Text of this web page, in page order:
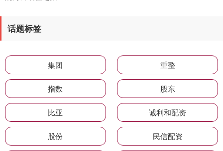
话题标签
集团 重整
指数 股东
比亚 诚利和配资
股份 民信配资